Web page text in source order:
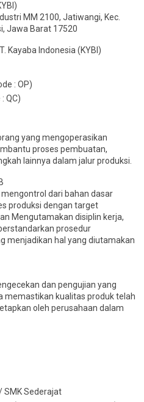
MM 2100, Jatiwangi, Kec.
Jawa Barat 17520
Kayaba Indonesia (KYBI)
: OP)
QC)
yang mengoperasikan
proses pembuatan,
lainnya dalam jalur produksi.
dari bahan dasar
produksi dengan target
Mengutamakan disiplin kerja,
prosedur
menjadikan hal yang diutamakan
dan pengujian yang
memastikan kualitas produk telah
oleh perusahaan dalam
SMK Sederajat